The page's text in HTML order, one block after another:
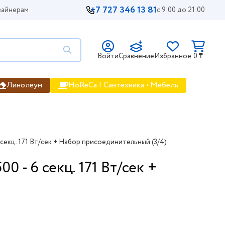
+7 727 346 13 81с 9:00 до 21:00
ВойтиСравнениеИзбранное 0 ₸
Линолеум HoReCa | Сантехника • Мебель
171 Вт/сек + Набор присоединительный (3/4)
- 6 секц. 171 Вт/сек +